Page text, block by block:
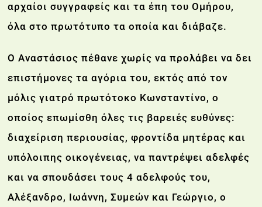
αρχαίοι συγγραφείς και τα έπη του Ομήρου,
όλα στο πρωτότυπο τα οποία και διάβαζε.
Ο Αναστάσιος πέθανε χωρίς να προλάβει να δει
επιστήμονες τα αγόρια του, εκτός από τον
μόλις γιατρό πρωτότοκο Κωνσταντίνο, ο
οποίος επωμίσθη όλες τις βαρειές ευθύνες:
διαχείριση περιουσίας, φροντίδα μητέρας και
υπόλοιπης οικογένειας, να παντρέψει αδελφές
και να σπουδάσει τους 4 αδελφούς του,
Αλέξανδρο, Ιωάννη, Συμεών και Γεώργιο, ο